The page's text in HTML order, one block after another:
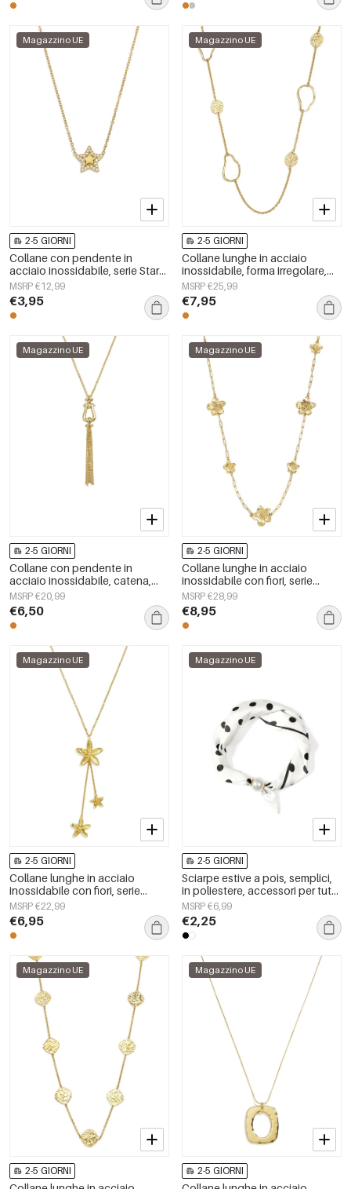
Magazzino UE
2-5 GIORNI
Collane con pendente in
acciaio inossidabile, serie Star
Simple Daily Simple, gioielli da
donna
MSRP €12,99
€3,95
Magazzino UE
2-5 GIORNI
Collane lunghe in acciaio
inossidabile, forma irregolare,
semplici, serie Simple Daily,
gioielli da donna
MSRP €25,99
€7,95
Magazzino UE
2-5 GIORNI
Collane con pendente in
acciaio inossidabile, catena,
stile casual, quotidiano,
semplice, gioielli da donna
MSRP €20,99
€6,50
Magazzino UE
2-5 GIORNI
Collane lunghe in acciaio
inossidabile con fiori, serie
casual e semplice per tutti i
giorni, gioielli da donna
MSRP €28,99
€8,95
Magazzino UE
2-5 GIORNI
Collane lunghe in acciaio
inossidabile con fiori, serie
casual e semplice per tutti i
giorni, gioielli da donna
MSRP €22,99
€6,95
Magazzino UE
2-5 GIORNI
Sciarpe estive a pois, semplici,
in poliestere, accessori per tutti
i giorni
MSRP €6,99
€2,25
Magazzino UE
2-5 GIORNI
Magazzino UE
2-5 GIORNI